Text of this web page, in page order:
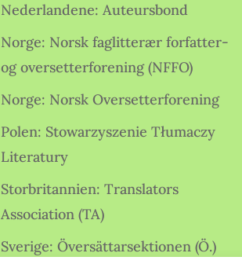
Nederlandene: Auteursbond
Norge: Norsk faglitterær forfatter-
og oversetterforening (NFFO)
Norge: Norsk Oversetterforening
Polen: Stowarzyszenie Tłumaczy
Literatury
Storbritannien: Translators
Association (TA)
Sverige: Översättarsektionen (Ö.)